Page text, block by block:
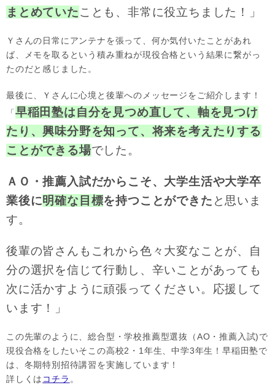
まとめていたことも、非常に役立ちました！」
Ｙさんの日常にアンテナを張って、何か気付いたことがあれ
ば、メモを取るという積み重ねが現役合格という結果に繋がっ
たのだと感じました。
最後に、Ｙさんに心境と後輩へのメッセージをご紹介します！
「 早稲田塾は自分を見つめ直して、軸を見つけ
たり、興味分野を知って、将来を考えたりする
ことができる場でした。
ＡＯ・推薦入試だからこそ、大学生活や大学卒
業後に明確な目標を持つことができた と思いま
す。
後輩の皆さんもこれから色々大変なことが、自
分の選択を信じて行動し、辛いことがあっても
次に活かすように頑張ってください。応援して
います！」
この先輩のように、総合型・学校推薦型選抜（AO・推薦入試)で
現役合格をしたいそこの高校2・1年生、中学3年生！早稲田塾で
は、冬期特別招待講習を実施しています！
詳しくは コチラ 。